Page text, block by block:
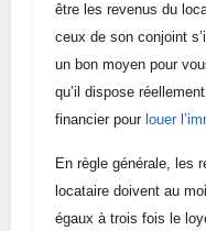
être les revenus du
ceux de son conjoint
un bon moyen pour
qu’il dispose
financier pour louer
En règle générale, les
locataire doivent au
égaux à trois fois le